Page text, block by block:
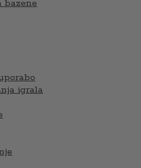
bazene
igrala